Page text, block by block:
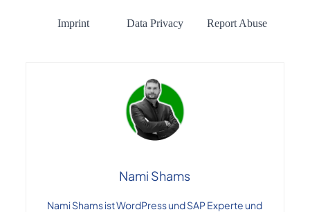
Nami Shams
Nami Shams ist WordPress und SAP Experte und